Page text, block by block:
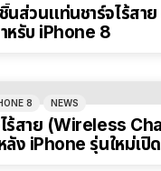
นส่วนแท่นชาร์จไร้สา
หรับ iPhone 8
8 NEWS
ร้สาย (Wireless
ลัง iPhone รุ่นใหม่เปิ